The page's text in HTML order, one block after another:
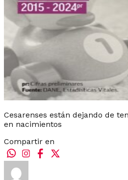
Cesarenses están dejando de
en nacimientos
Compartir en